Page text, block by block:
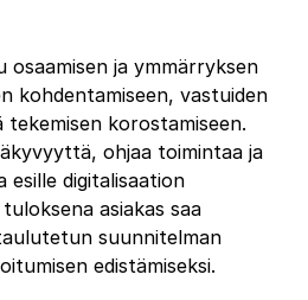
ja ymmärryksen
kohdentamiseen, vastuiden
tekemisen korostamiseen.
ohjaa toimintaa ja
esille digitalisaation
asiakas saa
suunnitelman
edistämiseksi.